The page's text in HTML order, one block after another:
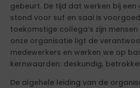
gebeurt. De tijd dat werken bij een
stond voor suf en saai is
toekomstige collega’s zijn mensen
onze organisatie ligt de
medewerkers en werken we op
kernwaarden: deskundig,
De algehele leiding van de